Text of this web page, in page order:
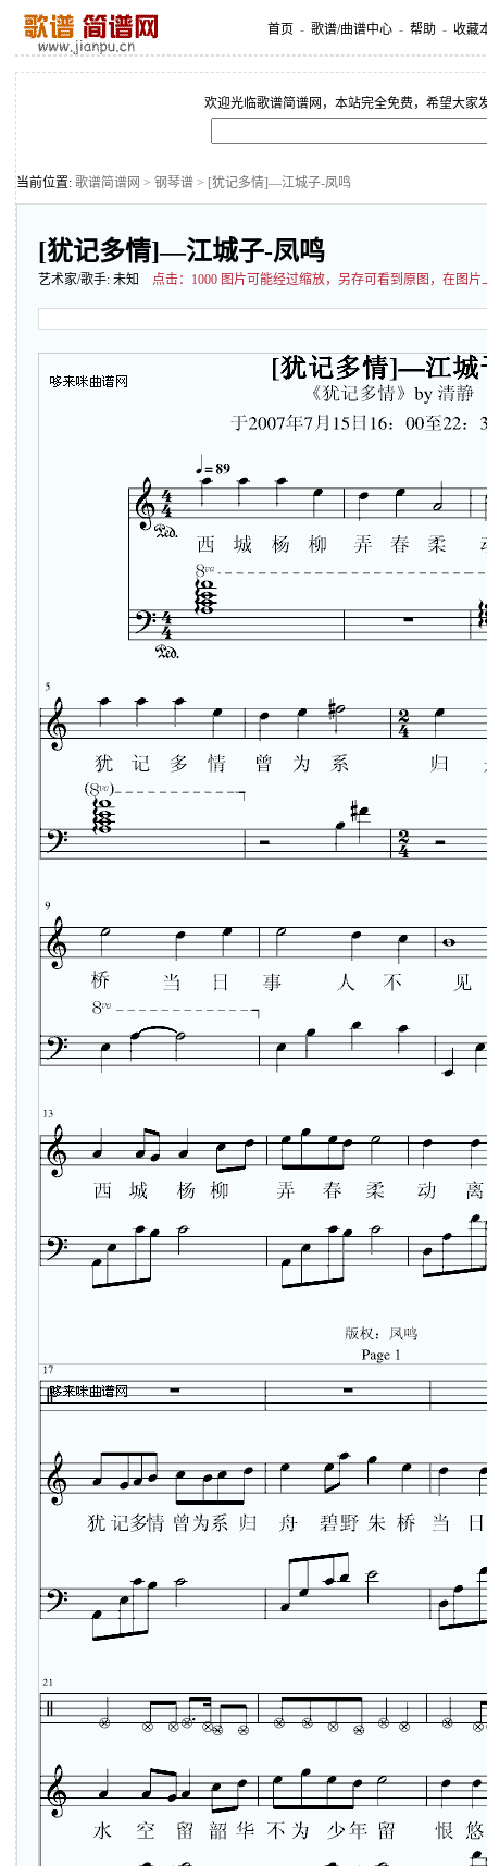
首页 - 歌谱/曲谱中心 - 帮助 - 收藏
欢迎光临歌谱简谱网，本站完全免费，希望大家
当前位置: 歌谱简谱网 > 钢琴谱 > [犹记多情]—江城子-凤鸣
[犹记多情]—江城子-凤鸣
艺术家/歌手: 未知 点击： 1000 图片可能经过缩放，另存可看到原图，在图